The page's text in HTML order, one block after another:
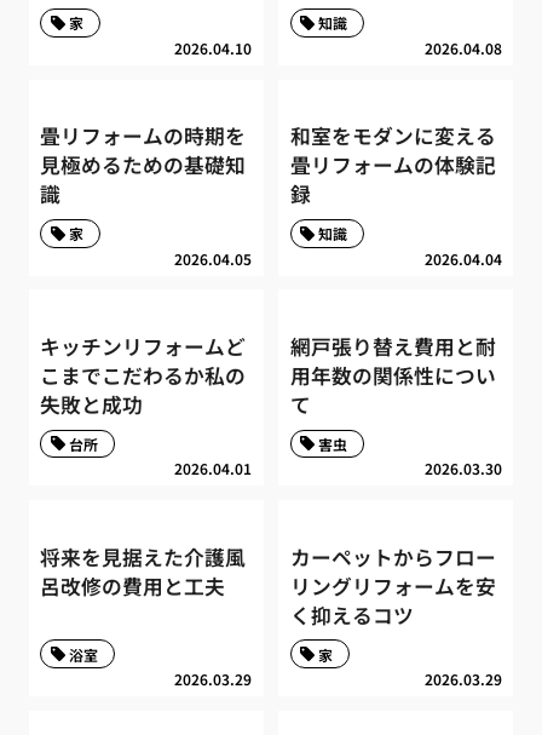
2026.04.10
家
2026.04.08
知識
畳リフォームの時期を
見極めるための基礎知
識
2026.04.05
家
和室をモダンに変える
畳リフォームの体験記
録
2026.04.04
知識
キッチンリフォームど
こまでこだわるか私の
失敗と成功
2026.04.01
台所
網戸張り替え費用と耐
用年数の関係性につい
て
2026.03.30
害虫
将来を見据えた介護風
呂改修の費用と工夫
2026.03.29
浴室
カーペットからフロー
リングリフォームを安
く抑えるコツ
2026.03.29
家